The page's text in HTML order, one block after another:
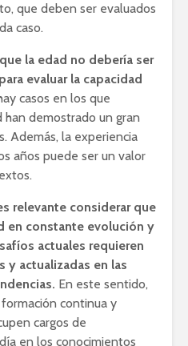
que deben ser evaluados
caso.
la edad no debería ser
evaluar la capacidad
casos en los que
demostrado un gran
Además, la experiencia
años puede ser un valor
relevante considerar que
en constante evolución y
actuales requieren
y actualizadas en las
En este sentido,
continua y
cargos de
en los conocimientos